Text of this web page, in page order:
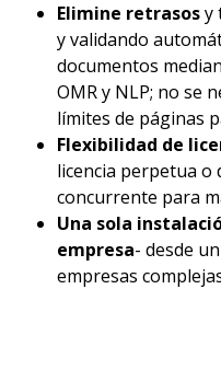
Elimine retrasosy
y validando
documentos
OMR y NLP; no se
límites de páginas
Flexibilidad de
licencia perpetua o
concurrente para
Una sola
empresa- desde
empresas